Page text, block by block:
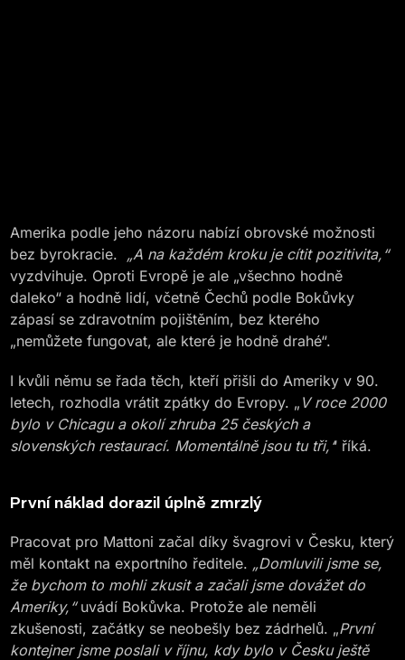
Amerika podle jeho názoru nabízí obrovské možnosti
bez byrokracie. „A na každém kroku je cítit pozitivita,“
vyzdvihuje. Oproti Evropě je ale „všechno hodně
daleko“ a hodně lidí, včetně Čechů podle Bokůvky
zápasí se zdravotním pojištěním, bez kterého
„nemůžete fungovat, ale které je hodně drahé“.
I kvůli němu se řada těch, kteří přišli do Ameriky v 90.
letech, rozhodla vrátit zpátky do Evropy. „ V roce 2000
bylo v Chicagu a okolí zhruba 25 českých a
slovenských restaurací. Momentálně jsou tu tři,‘‘ říká.
První náklad dorazil úplně zmrzlý
Pracovat pro Mattoni začal díky švagrovi v Česku, který
měl kontakt na exportního ředitele. „Domluvili jsme se,
že bychom to mohli zkusit a začali jsme dovážet do
Ameriky,“uvádí Bokůvka. Protože ale neměli
zkušenosti, začátky se neobešly bez zádrhelů. „První
kontejner jsme poslali v říjnu, kdy bylo v Česku ještě